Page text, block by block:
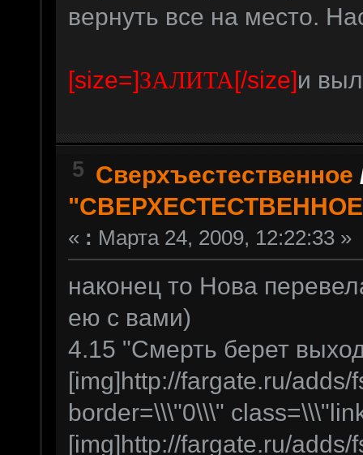
вернуть все на место.
[size=]ЗАЛИТА[/size]и
5 Сверхъестественное
« : Марта 24, 2009, 12:22:33 »
наконец то Нова
ею с вами)
4.15 "Смерть берет
[img]http://fargate.ru/
border=\\\"0\\\"
[img]http://fargate.ru/